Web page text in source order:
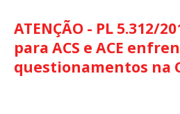
ATENÇÃO - PL 5.312/
para ACS e ACE
questionamentos na